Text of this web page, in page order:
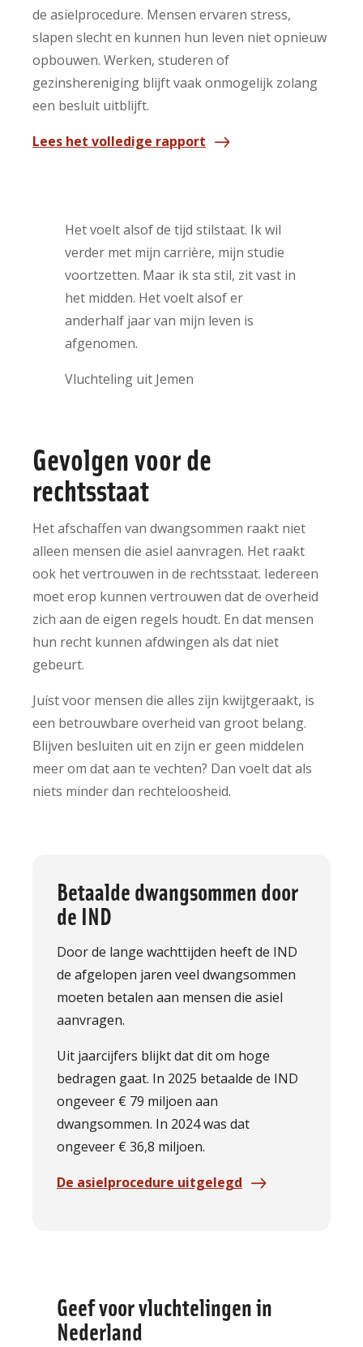
de asielprocedure. Mensen ervaren stress,
slapen slecht en kunnen hun leven niet opnieuw
opbouwen. Werken, studeren of
gezinshereniging blijft vaak onmogelijk zolang
een besluit uitblijft.
Lees het volledige rapport
Het voelt alsof de tijd stilstaat. Ik wil
verder met mijn carrière, mijn studie
voortzetten. Maar ik sta stil, zit vast in
het midden. Het voelt alsof er
anderhalf jaar van mijn leven is
afgenomen.
Vluchteling uit Jemen
Gevolgen voor de
rechtsstaat
Het afschaffen van dwangsommen raakt niet
alleen mensen die asiel aanvragen. Het raakt
ook het vertrouwen in de rechtsstaat. Iedereen
moet erop kunnen vertrouwen dat de overheid
zich aan de eigen regels houdt. En dat mensen
hun recht kunnen afdwingen als dat niet
gebeurt.
Juíst voor mensen die alles zijn kwijtgeraakt, is
een betrouwbare overheid van groot belang.
Blijven besluiten uit en zijn er geen middelen
meer om dat aan te vechten? Dan voelt dat als
niets minder dan rechteloosheid.
Betaalde dwangsommen door
de IND
Door de lange wachttijden heeft de IND
de afgelopen jaren veel dwangsommen
moeten betalen aan mensen die asiel
aanvragen.
Uit jaarcijfers blijkt dat dit om hoge
bedragen gaat. In 2025 betaalde de IND
ongeveer € 79 miljoen aan
dwangsommen. In 2024 was dat
ongeveer € 36,8 miljoen.
De asielprocedure uitgelegd
Geef voor vluchtelingen in
Nederland